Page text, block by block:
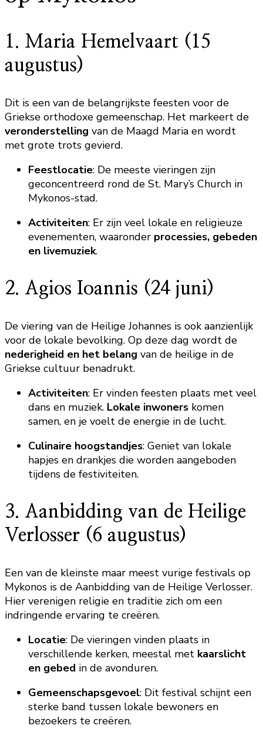
1. Maria Hemelvaart (15
augustus)
Dit is een van de belangrijkste feesten voor de
Griekse orthodoxe gemeenschap. Het markeert de
veronderstelling van de Maagd Maria en wordt
met grote trots gevierd.
Feestlocatie: De meeste vieringen zijn
geconcentreerd rond de St. Mary’s Church in
Mykonos-stad.
Activiteiten: Er zijn veel lokale en religieuze
evenementen, waaronder processies, gebeden
en livemuziek.
2. Agios Ioannis (24 juni)
De viering van de Heilige Johannes is ook aanzienlijk
voor de lokale bevolking. Op deze dag wordt de
nederigheid en het belang van de heilige in de
Griekse cultuur benadrukt.
Activiteiten: Er vinden feesten plaats met veel
dans en muziek. Lokale inwoners komen
samen, en je voelt de energie in de lucht.
Culinaire hoogstandjes: Geniet van lokale
hapjes en drankjes die worden aangeboden
tijdens de festiviteiten.
3. Aanbidding van de Heilige
Verlosser (6 augustus)
Een van de kleinste maar meest vurige festivals op
Mykonos is de Aanbidding van de Heilige Verlosser.
Hier verenigen religie en traditie zich om een
indringende ervaring te creëren.
Locatie: De vieringen vinden plaats in
verschillende kerken, meestal met kaarslicht
en gebed in de avonduren.
Gemeenschapsgevoel: Dit festival schijnt een
sterke band tussen lokale bewoners en
bezoekers te creëren.